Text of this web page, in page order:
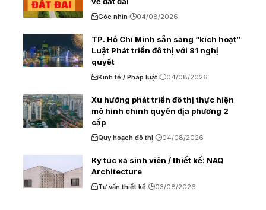
Góc nhìn 04/08/2026
TP. Hồ Chí Minh sẵn sàng “kích hoạt”
Luật Phát triển đô thị với 81 nghị
quyết
Kinh tế / Pháp luật 04/08/2026
Xu hướng phát triển đô thị thực hiện
mô hình chính quyền địa phương 2
cấp
Quy hoạch đô thị 04/08/2026
Ký túc xá sinh viên / thiết kế: NAQ
Architecture
Tư vấn thiết kế 03/08/2026